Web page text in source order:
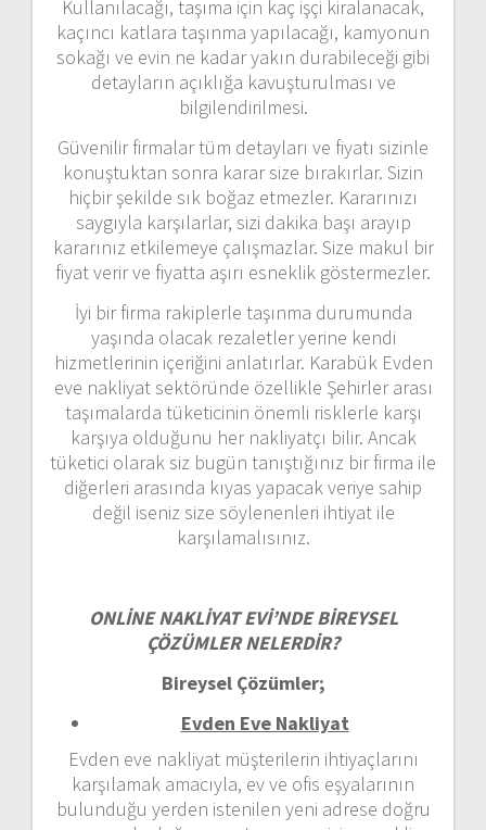
Kullanılacağı, taşıma için kaç işçi kiralanacak,
kaçıncı katlara taşınma yapılacağı, kamyonun
sokağı ve evin ne kadar yakın durabileceği gibi
detayların açıklığa kavuşturulması ve
bilgilendirilmesi.
Güvenilir firmalar tüm detayları ve fiyatı sizinle
konuştuktan sonra karar size bırakırlar. Sizin
hiçbir şekilde sık boğaz etmezler. Kararınızı
saygıyla karşılarlar, sizi dakika başı arayıp
kararınız etkilemeye çalışmazlar. Size makul bir
fiyat verir ve fiyatta aşırı esneklik göstermezler.
İyi bir firma rakiplerle taşınma durumunda
yaşında olacak rezaletler yerine kendi
hizmetlerinin içeriğini anlatırlar. Karabük Evden
eve nakliyat sektöründe özellikle Şehirler arası
taşımalarda tüketicinin önemli risklerle karşı
karşıya olduğunu her nakliyatçı bilir. Ancak
tüketici olarak siz bugün tanıştığınız bir firma ile
diğerleri arasında kıyas yapacak veriye sahip
değil iseniz size söylenenleri ihtiyat ile
karşılamalısınız.
ONLİNE NAKLİYAT EVİ’NDE BİREYSEL
ÇÖZÜMLER NELERDİR?
Bireysel Çözümler;
Evden Eve Nakliyat
Evden eve nakliyat müşterilerin ihtiyaçlarını
karşılamak amacıyla, ev ve ofis eşyalarının
bulunduğu yerden istenilen yeni adrese doğru